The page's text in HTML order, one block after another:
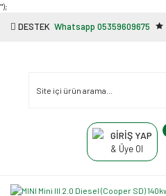
"');
DESTEK Whatsapp 05359609675
GİRİŞ YAP
& Üye Ol